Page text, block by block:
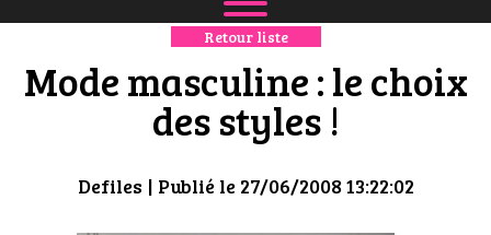
NEWS
MODE
Retour liste
Mode masculine : le choix
des styles !
Defiles | Publié le 27/06/2008 13:22:02